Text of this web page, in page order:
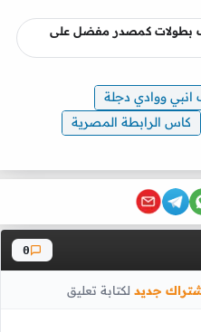
بطولات كمصدر مفضل على
انبي ووادي دجلة
كاس الرابطة المصرية
0
جديد لكتابة تعليق